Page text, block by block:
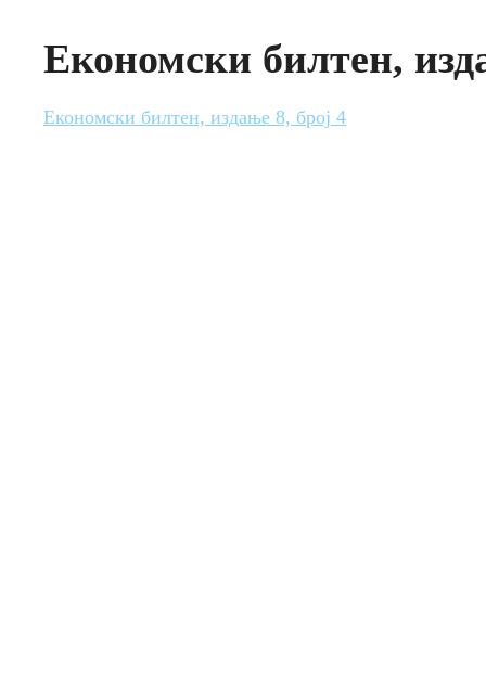
Економски билтен,
Економски билтен, издање 8, број 4